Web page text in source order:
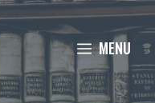
MENU